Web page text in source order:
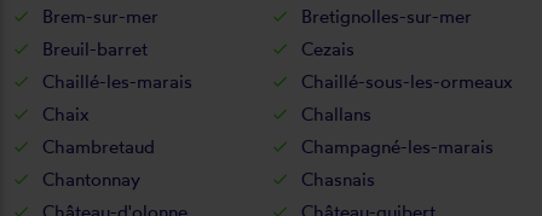
Brem-sur-mer
Bretignolles-sur-mer
Breuil-barret
Cezais
Chaillé-les-marais
Chaillé-sous-les-ormeaux
Chaix
Challans
Chambretaud
Champagné-les-marais
Chantonnay
Chasnais